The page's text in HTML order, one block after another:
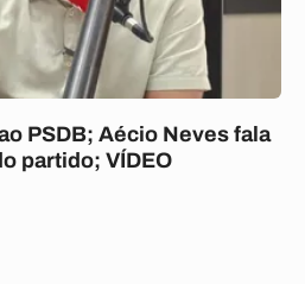
PSDB; Aécio Neves fala
partido; VÍDEO